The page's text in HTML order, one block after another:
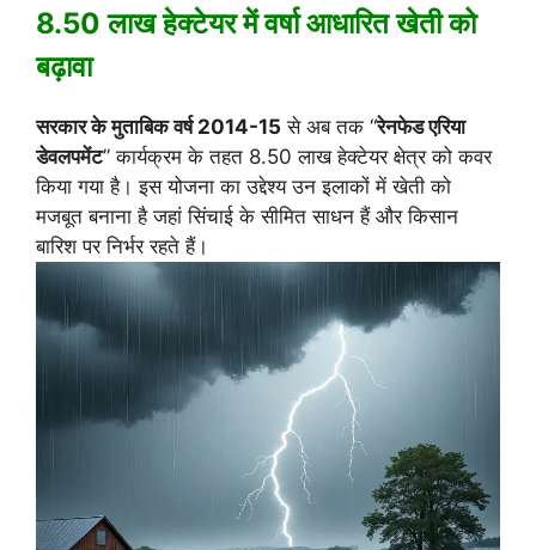
8.50 लाख हेक्टेयर में वर्षा आधारित खेती को
बढ़ावा
सरकार के मुताबिक वर्ष 2014-15 से अब तक “रेनफेड एरिया
डेवलपमेंट” कार्यक्रम के तहत 8.50 लाख हेक्टेयर क्षेत्र को कवर
किया गया है। इस योजना का उद्देश्य उन इलाकों में खेती को
मजबूत बनाना है जहां सिंचाई के सीमित साधन हैं और किसान
बारिश पर निर्भर रहते हैं।